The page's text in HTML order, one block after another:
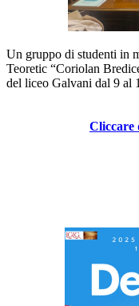
Un gruppo di studenti in
Teoretic “Coriolan
del liceo Galvani dal 9 al
Cliccare